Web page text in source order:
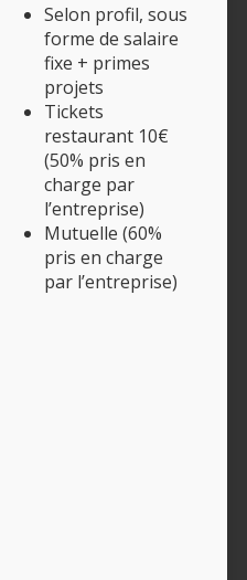
Selon profil, sous
forme de salaire
fixe + primes
projets
Tickets
restaurant 10€
(50% pris en
charge par
l’entreprise)
Mutuelle (60%
pris en charge
par l’entreprise)